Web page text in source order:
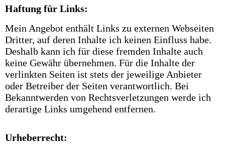
Haftung für Links:
Mein Angebot enthält Links zu externen Webseiten
Dritter, auf deren Inhalte ich keinen Einfluss habe.
Deshalb kann ich für diese fremden Inhalte auch
keine Gewähr übernehmen. Für die Inhalte der
verlinkten Seiten ist stets der jeweilige Anbieter
oder Betreiber der Seiten verantwortlich. Bei
Bekanntwerden von Rechtsverletzungen werde ich
derartige Links umgehend entfernen.
Urheberrecht: